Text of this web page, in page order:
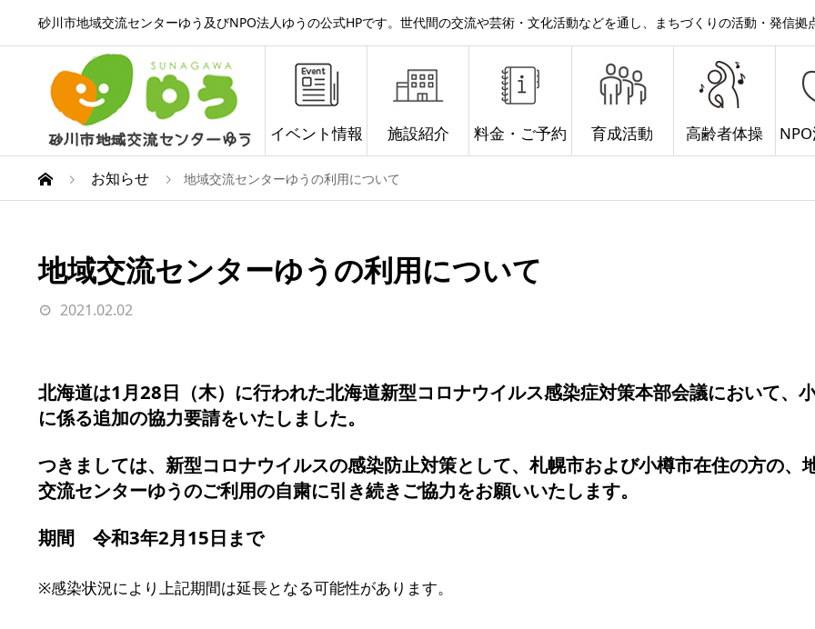
砂川市地域交流センターゆう及びNPO法人ゆうの公式HPです。世代間の交流や芸術・文化活動などを通し、まちづくりの活動・発信拠
イベント情報 施設紹介 料金・ご予約 育成活動 高齢者体操
お知らせ 地域交流センターゆうの利用について
地域交流センターゆうの利用について
2021.02.02
北海道は1月28日（木）に行われた北海道新型コロナウイルス感染症対策本部会議において、
に係る追加の協力要請をいたしました。
つきましては、新型コロナウイルスの感染防止対策として、札幌市および小樽市在住の方の、
交流センターゆうのご利用の自粛に引き続きご協力をお願いいたします。
期間 令和3年2月15日まで
※感染状況により上記期間は延長となる可能性があります。